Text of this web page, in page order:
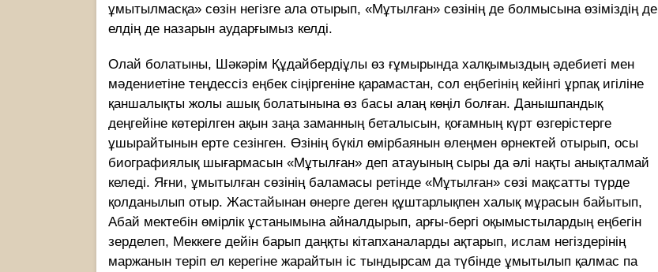
ұмытылмасқа» сөзін негізге ала отырып, «Мұтылған» сөзінің де болмысына өзіміздің де
елдің де назарын аударғымыз келді.
Олай болатыны, Шәкәрім Құдайбердіұлы өз ғұмырында халқымыздың әдебиеті мен
мәдениетіне теңдессіз еңбек сіңіргеніне қарамастан, сол еңбегінің кейінгі ұрпақ игіліне
қаншалықты жолы ашық болатынына өз басы алаң көңіл болған. Данышпандық
деңгейіне көтерілген ақын заңа заманның беталысын, қоғамның күрт өзгерістерге
ұшырайтынын ерте сезінген. Өзінің бүкіл өмірбаянын өлеңмен өрнектей отырып, осы
биографиялық шығармасын «Мұтылған» деп атауының сыры да әлі нақты анықталмай
келеді. Яғни, ұмытылған сөзінің баламасы ретінде «Мұтылған» сөзі мақсатты түрде
қолданылып отыр. Жастайынан өнерге деген құштарлықпен халық мұрасын байытып,
Абай мектебін өмірлік ұстанымына айналдырып, арғы-бергі оқымыстылардың еңбегін
зерделеп, Меккеге дейін барып даңқты кітапханаларды ақтарып, ислам негіздерінің
маржанын теріп ел керегіне жарайтын іс тындырсам да түбінде ұмытылып қалмас па